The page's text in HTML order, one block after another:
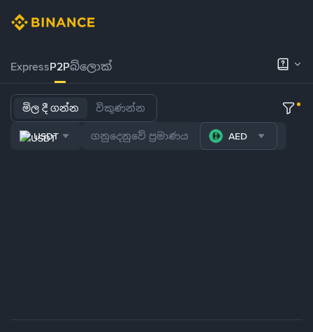
ExpressP2Pබ්ලොක්
මිල දී ගන්න විකුණන්න
USDT AED